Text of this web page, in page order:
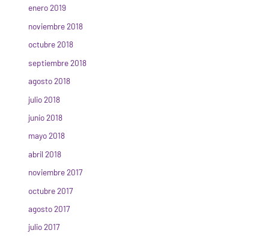
enero 2019
noviembre 2018
octubre 2018
septiembre 2018
agosto 2018
julio 2018
junio 2018
mayo 2018
abril 2018
noviembre 2017
octubre 2017
agosto 2017
julio 2017